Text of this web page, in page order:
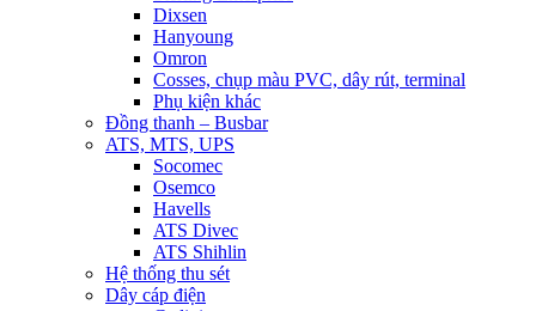
Dixsen
Hanyoung
Omron
Cosses, chụp màu PVC, dây rút, terminal
Phụ kiện khác
Đồng thanh – Busbar
ATS, MTS, UPS
Socomec
Osemco
Havells
ATS Divec
ATS Shihlin
Hệ thống thu sét
Dây cáp điện